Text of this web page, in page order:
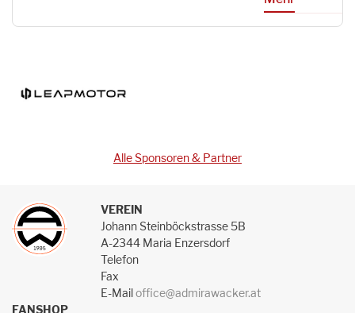
Alle Sponsoren & Partner
VEREIN
Johann Steinböckstrasse 5B
A-2344 Maria Enzersdorf
Telefon
Fax
E-Mailoffice@admirawacker.at
FANSHOP